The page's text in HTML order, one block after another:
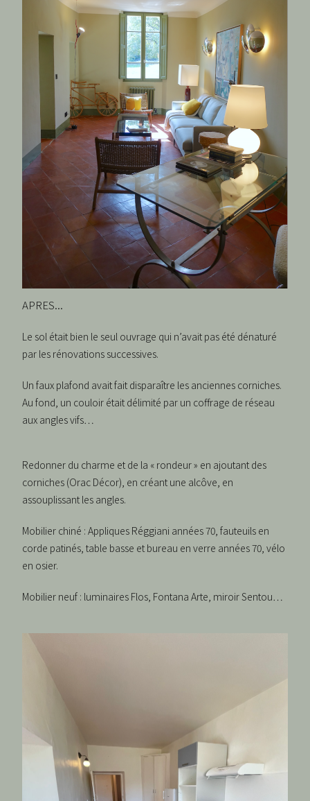
APRES...
Le sol était bien le seul ouvrage qui n’avait pas été dénaturé
par les rénovations successives.
Un faux plafond avait fait disparaître les anciennes corniches.
Au fond, un couloir était délimité par un coffrage de réseau
aux angles vifs…
Redonner du charme et de la « rondeur » en ajoutant des
corniches (Orac Décor), en créant une alcôve, en
assouplissant les angles.
Mobilier chiné : Appliques Réggiani années 70, fauteuils en
corde patinés, table basse et bureau en verre années 70, vélo
en osier.
Mobilier neuf : luminaires Flos, Fontana Arte, miroir Sentou…